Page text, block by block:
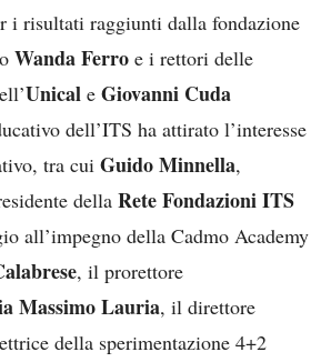
i risultati raggiunti dalla fondazione
Wanda Ferro e i rettori delle
Unical e Giovanni Cuda
dell’ITS ha attirato l’interesse
tra cui Guido Minnella,
della Rete Fondazioni ITS
all’impegno della Cadmo Academy
, il prorettore
Massimo Lauria, il direttore
della sperimentazione 4+2